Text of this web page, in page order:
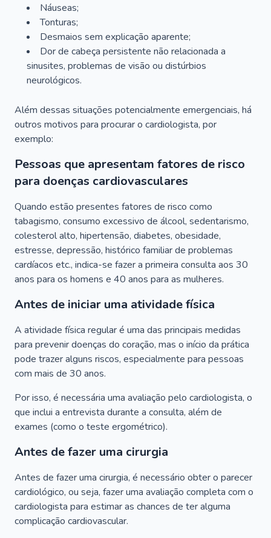
Náuseas;
Tonturas;
Desmaios sem explicação aparente;
Dor de cabeça persistente não relacionada a
sinusites, problemas de visão ou distúrbios
neurológicos.
Além dessas situações potencialmente emergenciais, há
outros motivos para procurar o cardiologista, por
exemplo:
Pessoas que apresentam fatores de risco
para doenças cardiovasculares
Quando estão presentes fatores de risco como
tabagismo, consumo excessivo de álcool, sedentarismo,
colesterol alto, hipertensão, diabetes, obesidade,
estresse, depressão, histórico familiar de problemas
cardíacos etc., indica-se fazer a primeira consulta aos 30
anos para os homens e 40 anos para as mulheres.
Antes de iniciar uma atividade física
A atividade física regular é uma das principais medidas
para prevenir doenças do coração, mas o início da prática
pode trazer alguns riscos, especialmente para pessoas
com mais de 30 anos.
Por isso, é necessária uma avaliação pelo cardiologista, o
que inclui a entrevista durante a consulta, além de
exames (como o teste ergométrico).
Antes de fazer uma cirurgia
Antes de fazer uma cirurgia, é necessário obter o parecer
cardiológico, ou seja, fazer uma avaliação completa com o
cardiologista para estimar as chances de ter alguma
complicação cardiovascular.